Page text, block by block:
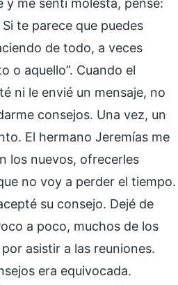
y me sentí molesta, pensé:
te parece que puedes
de todo, a veces
o aquello”. Cuando el
ni le envié un mensaje, no
consejos. Una vez, un
El hermano Jeremías me
los nuevos, ofrecerles
no voy a perder el tiempo.
su consejo. Dejé de
a poco, muchos de los
asistir a las reuniones.
era equivocada.